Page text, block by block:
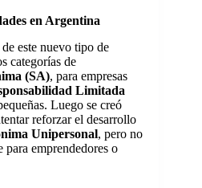
en Argentina
este nuevo tipo de
categorías de
(SA), para empresas
Limitada
Luego se creó
reforzar el desarrollo
Unipersonal, pero no
emprendedores o